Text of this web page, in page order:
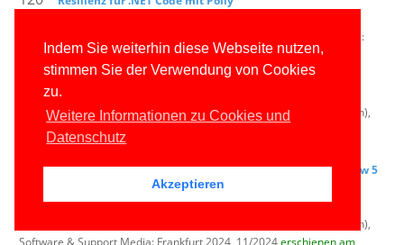
Indem Sie weiterhin diese Webseite nutzen,
stimmen Sie der Verwendung von Cookies
zu.
Weitere Informationen zu Cookies und
Datenschutz
Akzeptieren
Software & Support Media:
Frankfurt 2024, Entwickler Special #41 .NET
121F# Cheat Sheet
Autor(en): Oliver Sturm und
Zeitschriftenbeitrag, Windows Developer (vormals: dot.NET Magazin),
Software & Support Media: Frankfurt 2024, 11/2024
04.10.2024
122Viele kleine Neuerungen: Neuerungen in .NET 9.0 Preview 5
Autor(en):Dr. Holger Schwichtenberg
, Windows Developer (vormals: dot.NET Magazin),
Software & Support Media: Frankfurt 2024, 11/2024erschienen am